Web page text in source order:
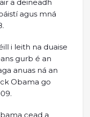
a deineadh
agus mná
i leith na duaise
gurb é an
anuas ná an
Obama go
cead a